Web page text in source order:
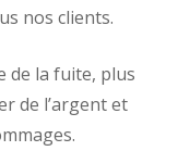
nos clients.
de la fuite, plus
de l’argent et